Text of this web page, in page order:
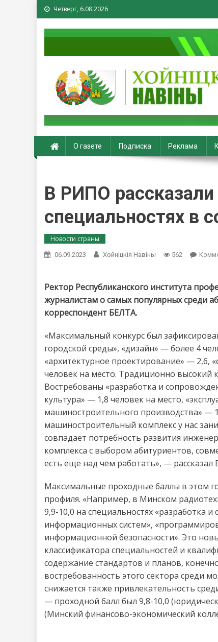
Четверг, 6.08.2026
Хойники. Хойнiцкiя
О газете Подписка Реклама
В РИПО
специальностях в
Новости страны
06.09.2023 Хойнiцкiя Навiны 562
Ректор Республиканского института
журналистам о самых популярных среди
корреспондент БЕЛТА.
«Максимальный конкурс был
городской среды», «дизайн» — более 4
«архитектурное проектирование» — 2,6,
человек на место. Традиционно высокий
Востребованы «разработка и
культура» — 1,8 человек на место,
машиностроительного производства» —
машиностроительный комплекс у нас
совпадает потребность развития
комплекса с выбором абитуриентов,
есть еще над чем работать», — рассказал
Максимальные проходные баллы в этом
профиля. «Например, в Минском
9,9-10,0 на специальностях «разработка
информационных систем»,
информационной безопасности». Это
классификатора специальностей и
содержание стандартов и планов,
востребованность этого сектора среди
снижается также привлекательность
— проходной балл был 9,8-10,0
(Минский финансово-экономический